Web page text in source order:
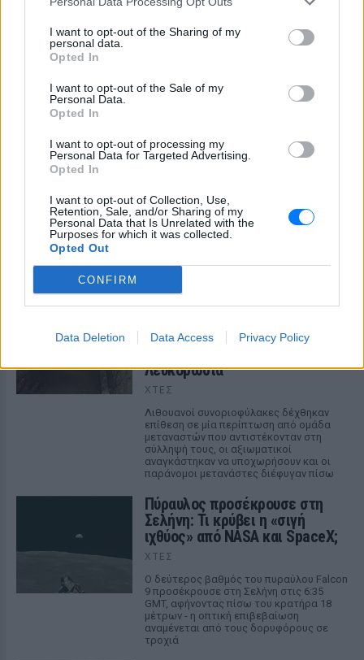
I want to opt-out of the Sharing of my
personal data.
Opted In
I want to opt-out of the Sale of my
Personal Data.
Opted In
I want to opt-out of processing my
Personal Data for Targeted Advertising.
Opted In
I want to opt-out of Collection, Use,
Retention, Sale, and/or Sharing of my
Personal Data that Is Unrelated with the
Purposes for which it was collected.
Opted Out
CONFIRM
Data Deletion Data Access Privacy Policy
Τα προβλήματα ξεκίνησαν μετά την
Βίντεο: Υποψήφιος Δημοκρατικών στη Χαβάη
Οι Αρχές συνέλαβαν τον Κίριλ Μπάσιν, υποψήφιο των
Δημοκρατικών για το Κογκρέσο στη Χαβάη, μετά από
επεισόδιο σε κατάμεστη παραλία όπου φέρεται να απείλησε
λουόμενους και να εμπλάκηκε σε βίαιη συμπλοκή
Εντοπίστηκε σήραγγα 40
διέλευση παράνομων
Λευκορωσία
ΧΤΕΣ
Λιθουανοί συνοριοφύλακες δέχθηκαν
επίθεση σε μία περίπτωση από ομάδα
μεταναστών που αντιστέκονταν στη
σύλληψή τους, οι αξιωματικοί
αναγκάστηκαν να υποχωρήσουν και οι
παράνομοι μετανάστες διέφυγαν πίσω
Πύραυλος προσέκρουσε στη
Σελήνη: Τι κρύβει η «σιγή
ιχθύος» από NASA και SpaceX;
ΧΤΕΣ
Ο δεύτερος βαθμός του πυραύλου Falcon
9 προσέκρουσε στη Σελήνη στις 6:35
GMT, αφήνοντας πίσω του κρατήρα 18
μέτρων - η οπτική επιβεβαίωση
αναμένεται από τους δορυφόρους σε
τροχιά